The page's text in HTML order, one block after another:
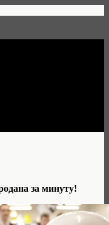
за минуту!